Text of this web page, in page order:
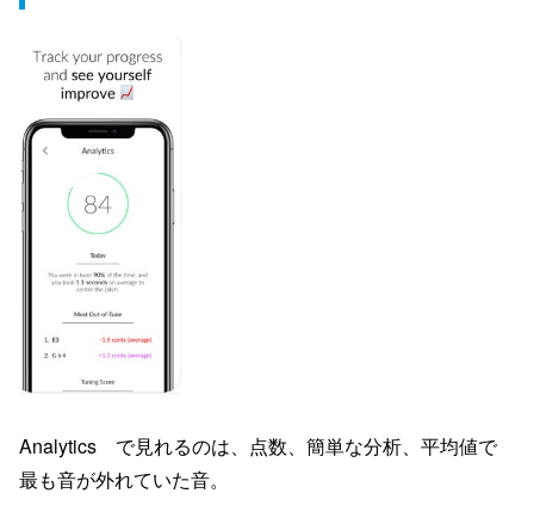
Analytics で見れるのは、点数、簡単な分析、平均値で
最も音が外れていた音。